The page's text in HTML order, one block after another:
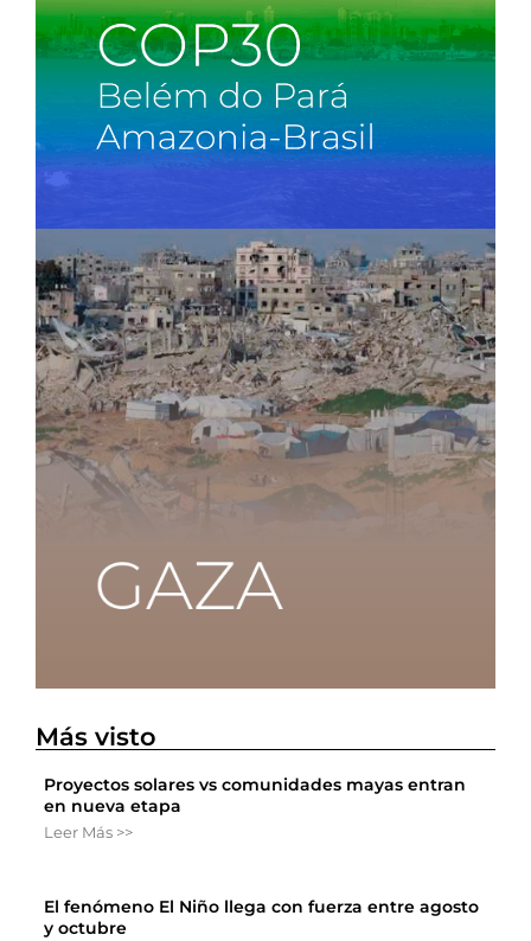
Más visto
Proyectos solares vs comunidades mayas entran
en nueva etapa
Leer Más >>
El fenómeno El Niño llega con fuerza entre agosto
y octubre